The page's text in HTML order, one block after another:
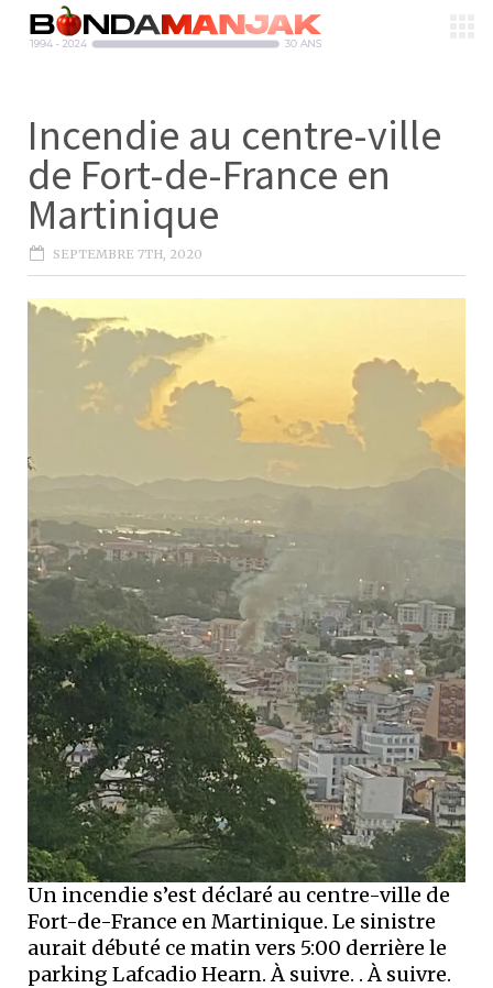
Incendie au centre-ville
de Fort-de-France en
Martinique
SEPTEMBRE 7TH, 2020
Un incendie s’est déclaré au centre-ville de
Fort-de-France en Martinique. Le sinistre
aurait débuté ce matin vers 5:00 derrière le
parking Lafcadio Hearn. À suivre. . À suivre.